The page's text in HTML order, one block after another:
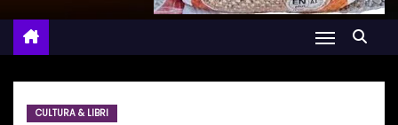
CULTURA & LIBRI